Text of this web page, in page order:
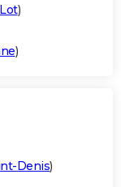
Lot)
)
Denis)